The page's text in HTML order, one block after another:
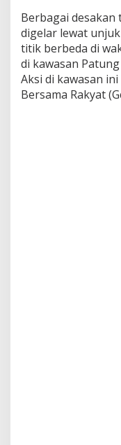
u
s
Berbagai desakan
digelar lewat
titik berbeda di
di kawasan
Aksi di kawasan
Bersama Rakyat